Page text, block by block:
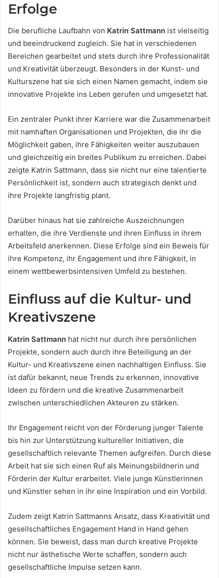
Erfolge
Die berufliche Laufbahn von Katrin Sattmann ist vielseitig
und beeindruckend zugleich. Sie hat in verschiedenen
Bereichen gearbeitet und stets durch ihre Professionalität
und Kreativität überzeugt. Besonders in der Kunst- und
Kulturszene hat sie sich einen Namen gemacht, indem sie
innovative Projekte ins Leben gerufen und umgesetzt hat.
Ein zentraler Punkt ihrer Karriere war die Zusammenarbeit
mit namhaften Organisationen und Projekten, die ihr die
Möglichkeit gaben, ihre Fähigkeiten weiter auszubauen
und gleichzeitig ein breites Publikum zu erreichen. Dabei
zeigte Katrin Sattmann, dass sie nicht nur eine talentierte
Persönlichkeit ist, sondern auch strategisch denkt und
ihre Projekte langfristig plant.
Darüber hinaus hat sie zahlreiche Auszeichnungen
erhalten, die ihre Verdienste und ihren Einfluss in ihrem
Arbeitsfeld anerkennen. Diese Erfolge sind ein Beweis für
ihre Kompetenz, ihr Engagement und ihre Fähigkeit, in
einem wettbewerbsintensiven Umfeld zu bestehen.
Einfluss auf die Kultur- und
Kreativszene
Katrin Sattmann hat nicht nur durch ihre persönlichen
Projekte, sondern auch durch ihre Beteiligung an der
Kultur- und Kreativszene einen nachhaltigen Einfluss. Sie
ist dafür bekannt, neue Trends zu erkennen, innovative
Ideen zu fördern und die kreative Zusammenarbeit
zwischen unterschiedlichen Akteuren zu stärken.
Ihr Engagement reicht von der Förderung junger Talente
bis hin zur Unterstützung kultureller Initiativen, die
gesellschaftlich relevante Themen aufgreifen. Durch diese
Arbeit hat sie sich einen Ruf als Meinungsbildnerin und
Förderin der Kultur erarbeitet. Viele junge Künstlerinnen
und Künstler sehen in ihr eine Inspiration und ein Vorbild.
Zudem zeigt Katrin Sattmanns Ansatz, dass Kreativität und
gesellschaftliches Engagement Hand in Hand gehen
können. Sie beweist, dass man durch kreative Projekte
nicht nur ästhetische Werte schaffen, sondern auch
gesellschaftliche Impulse setzen kann.